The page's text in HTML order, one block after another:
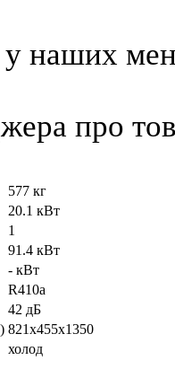
у наших
про
577 кг
20.1 кВт
1
91.4 кВт
- кВт
R410a
42 дБ
821x455x1350
холод